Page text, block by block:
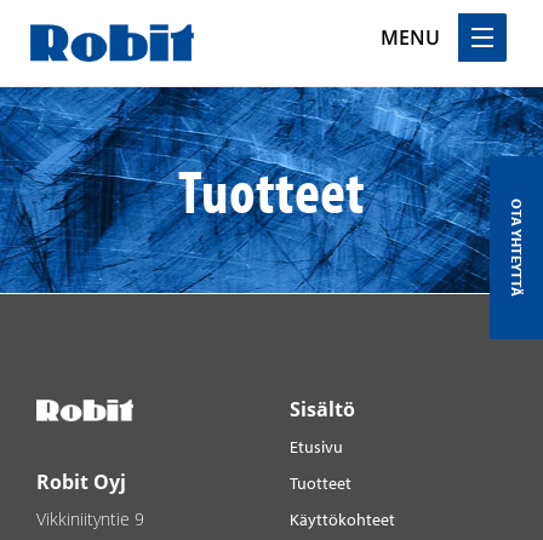
MENU
Skip
to
content
Tuotteet
OTA YHTEYTTÄ
Robit Oyj
Vikkiniityntie 9
Sisältö
Etusivu
Tuotteet
Käyttökohteet